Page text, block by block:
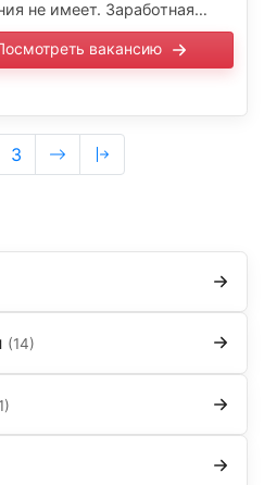
(14)
не имеет. Заработная
от 17 000 грн График работы:
или постоянный (по
Район: ул
…
вакансию
3